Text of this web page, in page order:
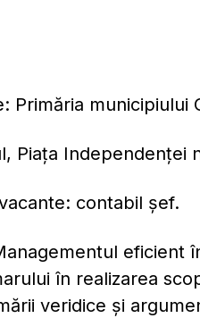
Primăria municipiului
Piaţa Independenţei
contabil șef.
eficient
în realizarea
veridice și